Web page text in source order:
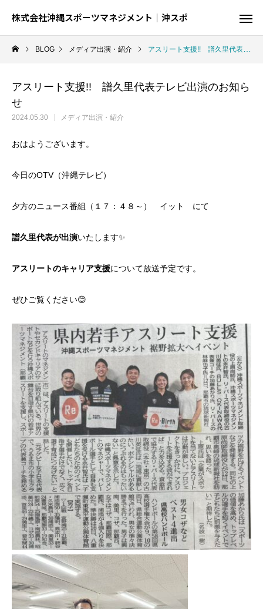
株式会社沖縄スポーツマネジメント｜沖スポ
陸
ではない！
BLOG メディア出演・紹介 アスリート支援!! 譜久里代表テレビ出演のお知らせ
アスリート支援!! 譜久里代表テレビ出演のお知ら
せ
2024.05.30 メディア出演・紹介
おはようございます。
今日のOTV（沖縄テレビ）
夕方のニュース番組（１７：４８～） イット にて
譜久里代表が出演いたします✨
アスリートのキャリア支援について放送予定です。
ぜひご覧ください😊